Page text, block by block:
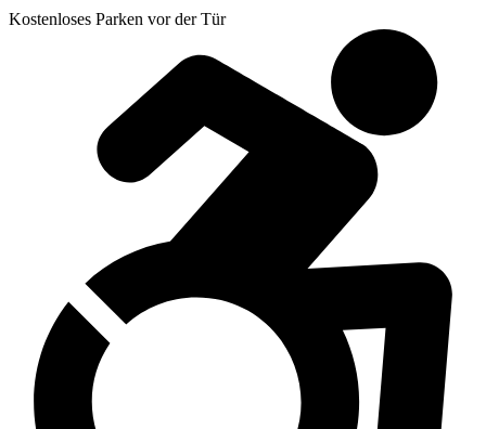
Kostenloses Parken vor der Tür